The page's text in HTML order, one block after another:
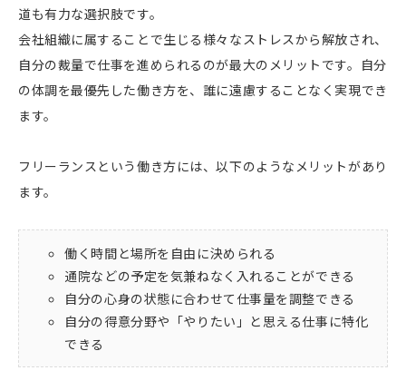
道も有力な選択肢です。
会社組織に属することで生じる様々なストレスから解放され、
自分の裁量で仕事を進められるのが最大のメリットです。自分
の体調を最優先した働き方を、誰に遠慮することなく実現でき
ます。
フリーランスという働き方には、以下のようなメリットがあり
ます。
働く時間と場所を自由に決められる
通院などの予定を気兼ねなく入れることができる
自分の心身の状態に合わせて仕事量を調整できる
自分の得意分野や「やりたい」と思える仕事に特化
できる